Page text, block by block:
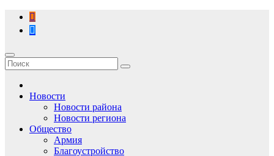
Перейти
содержимому
Новости
Новости района
Новости региона
Общество
Армия
Благоустройство